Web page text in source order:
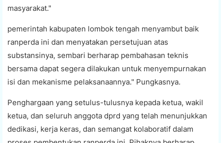
masyarakat."
pemerintah kabupaten lombok tengah menyambut baik
ranperda ini dan menyatakan persetujuan atas
substansinya, sembari berharap pembahasan teknis
bersama dapat segera dilakukan untuk menyempurnakan
isi dan mekanisme pelaksanaannya." Pungkasnya.
Penghargaan yang setulus-tulusnya kepada ketua, wakil
ketua, dan seluruh anggota dprd yang telah menunjukkan
dedikasi, kerja keras, dan semangat kolaboratif dalam